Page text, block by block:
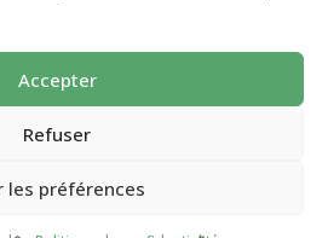
Accepter
Refuser
les préférences
Moulin 2026 - Tous droits
réservés